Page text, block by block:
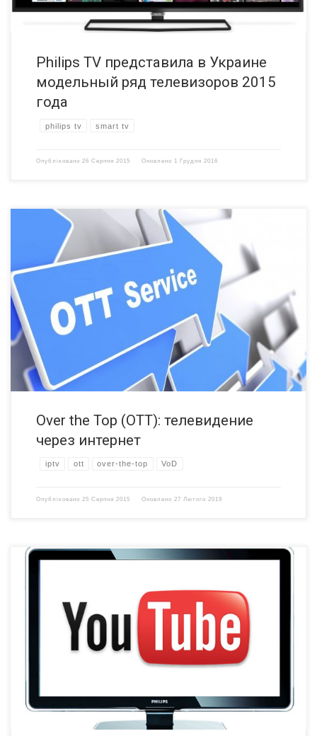
Philips TV представила в Украине
модельный ряд телевизоров 2015
года
philips tv smart tv
Опубліковано 26 Серпня 2015 Оновлено 1 Грудня 2016
OTT Over the Top. Что это такое? Бизнес модель интерактивного
цифрового телевидения построенная на базе технологии OTT
предлагает просмотр аудио и видеоконтента в реальном времени
от контент-агрегаторов без участия и контроля со стороны ISP
провайдеров. Over the Top (OTT) это технология, при которой
контент доставляется любому пользователю подключенному к
Интернет […]
Over the Top (OTT): телевидение
через интернет
iptv ott over-the-top VoD
Опубліковано 25 Серпня 2015 Оновлено 27 Лютого 2019
Начиная с середины августа на телевизорах Philips 2012 года
появилась проблема с работой виджета Youtube. У некоторых
Youtube просто не запускается и зависает на этапе логотипа, у
части пользователей Youtube все же открывается, но ничего не
показывает. Проблема состоит в том, что разработчики Youtube
прекратили поддержку старых сертификатов SHA-1. Youtube […]